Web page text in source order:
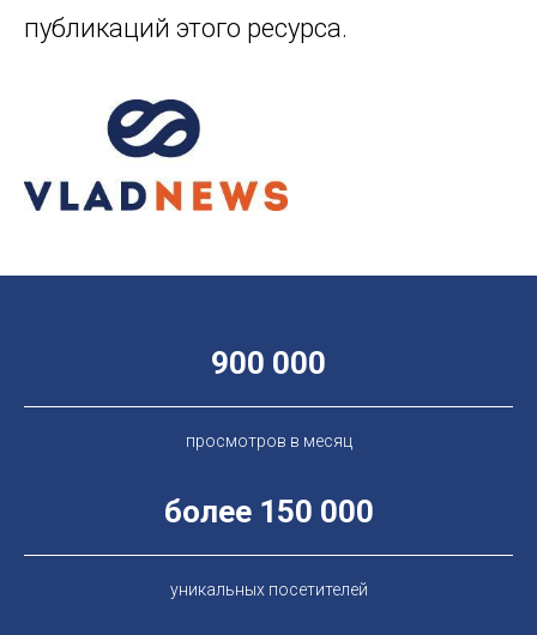
публикаций этого ресурса.
900 000
просмотров в месяц
более 150 000
уникальных посетителей